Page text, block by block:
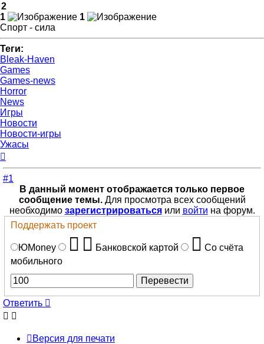
2
1
1
Спорт - сила
Теги:
Bleak-Haven
Games
Games-news
Horror
News
Игры
Новости
Новости-игры
Ужасы
началу
#1
В данный момент отображается только первое
сообщение темы.Для просмотра всех сообщений
необходимо зарегистрироватьсяили войти на форум.
Поддержать проект
ЮMoney Банковской картой
Со счёта
мобильного
Ответить
Версия для печати